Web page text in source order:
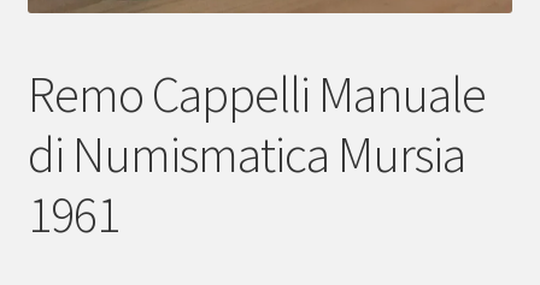
Remo Cappelli Manuale
di Numismatica Mursia
1961